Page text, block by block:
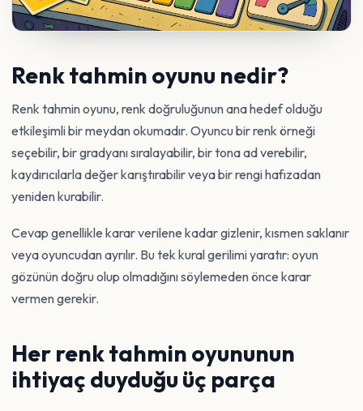
Renk tahmin oyunu nedir?
Renk tahmin oyunu, renk doğruluğunun ana hedef olduğu
etkileşimli bir meydan okumadır. Oyuncu bir renk örneği
seçebilir, bir gradyanı sıralayabilir, bir tona ad verebilir,
kaydırıcılarla değer karıştırabilir veya bir rengi hafızadan
yeniden kurabilir.
Cevap genellikle karar verilene kadar gizlenir, kısmen saklanır
veya oyuncudan ayrılır. Bu tek kural gerilimi yaratır: oyun
gözünün doğru olup olmadığını söylemeden önce karar
vermen gerekir.
Her renk tahmin oyununun
ihtiyaç duyduğu üç parça